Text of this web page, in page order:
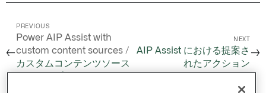
←
PREVIOUS
Power AIP Assist with
custom content sources /
カスタムコンテンツソース
NEXT
AIP Assist における提案さ
れたアクション
→